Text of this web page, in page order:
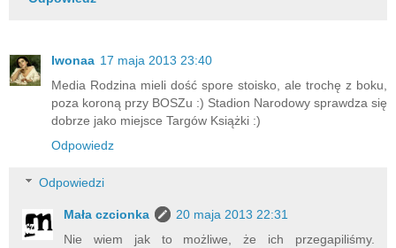
Iwonaa 17 maja 2013 23:40
Media Rodzina mieli dość spore stoisko, ale trochę z boku,
poza koroną przy BOSZu :) Stadion Narodowy sprawdza się
dobrze jako miejsce Targów Książki :)
Odpowiedz
Odpowiedzi
Mała czcionka
20 maja 2013 22:31
Nie wiem jak to możliwe, że ich przegapiliśmy.